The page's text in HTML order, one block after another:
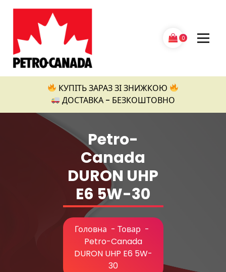
0
КУПІТЬ ЗАРАЗ ЗІ ЗНИЖКОЮ
ДОСТАВКА - БЕЗКОШТОВНО
Petro-
Canada
DURON UHP
E6 5W-30
Головна - Товар -
Petro-Canada
DURON UHP E6 5W-
30